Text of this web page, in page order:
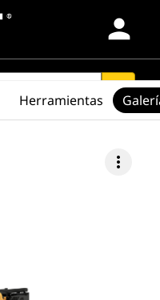
person
search
more_vert
Herramientas